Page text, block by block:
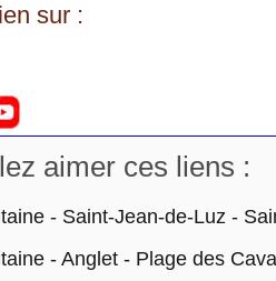
sur :
aimer ces liens :
- Saint-Jean-de-Luz -
- Anglet - Plage des